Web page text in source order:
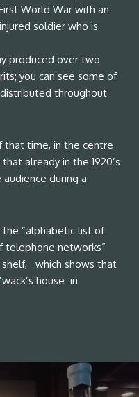
World War with an
soldier who is
produced over two
you can see some of
throughout
that time, in the centre
already in the 1920’s
during a
”alphabetic list of
telephone networks”
shelf, which shows that
house in